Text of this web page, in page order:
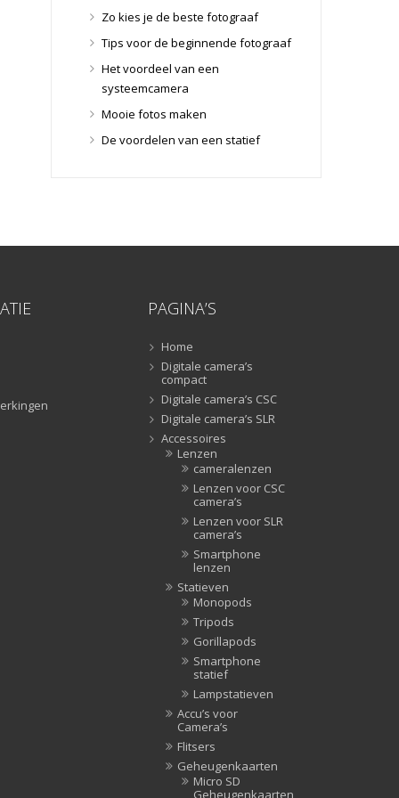
Lensfilters
Gorillapods
(11)
Selfiesticks
Smartphone statief
Studioflitsers
televisie afstandsbedieningen
Afstandsbedieningen
Zo kies je de beste fotograaf
Tips voor de beginnende fotograaf
Het voordeel van een
systeemcamera
Mooie fotos maken
De voordelen van een statief
PAGINA’S
Home
Digitale camera’s
compact
Digitale camera’s CSC
Digitale camera’s SLR
Accessoires
Lenzen
cameralenzen
Lenzen voor CSC
camera’s
Lenzen voor SLR
camera’s
Smartphone
lenzen
Statieven
Monopods
Tripods
Gorillapods
Smartphone
statief
Lampstatieven
Accu’s voor
Camera’s
Flitsers
Geheugenkaarten
Micro SD
Geheugenkaarten